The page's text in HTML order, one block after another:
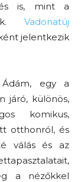
is, mint a
Vadonatúj
jelentkezik
Ádám, egy a
járó, különös,
komikus,
otthonról, és
válás és az
a nézőkkel